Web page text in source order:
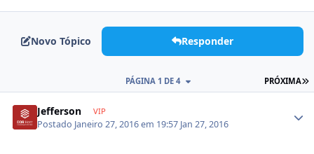
Novo Tópico Responder
PRÓXIMA
PÁGINA 1 DE 4
Jefferson VIP
Postado Janeiro 27, 2016 em 19:57 Jan 27, 2016